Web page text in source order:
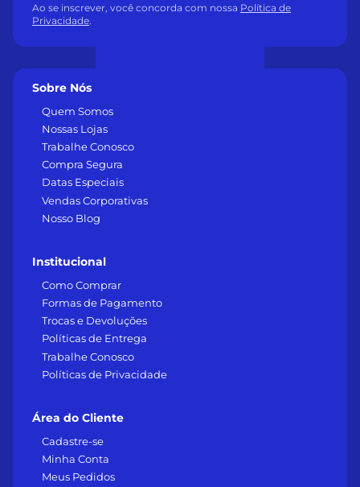
Sobre Nós
Quem Somos
Nossas Lojas
Trabalhe Conosco
Compra Segura
Datas Especiais
Vendas Corporativas
Nosso Blog
Institucional
Como Comprar
Formas de Pagamento
Trocas e Devoluções
Políticas de Entrega
Trabalhe Conosco
Políticas de Privacidade
Área do Cliente
Cadastre-se
Minha Conta
Meus Pedidos
Ao se inscrever, você concorda com nossa Política de
Privacidade